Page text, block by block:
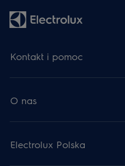
Kontakt i pomoc
O nas
Electrolux Polska